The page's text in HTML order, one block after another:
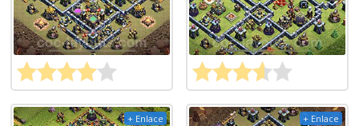
+ Enlace + Enlace